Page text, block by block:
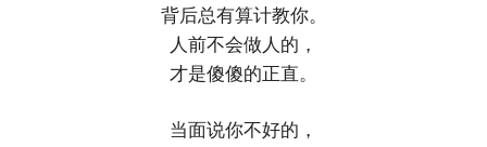
背后总有算计教你。
人前不会做人的，
才是傻傻的正直。
当面说你不好的，